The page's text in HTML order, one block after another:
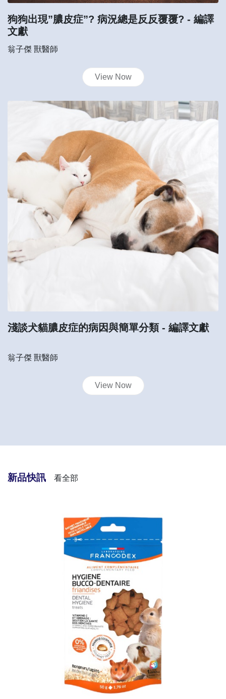
狗狗出現”膿皮症”? 病況總是反反覆覆? - 編譯
文獻
翁子傑 獸醫師
View Now
淺談犬貓膿皮症的病因與簡單分類 - 編譯文獻
翁子傑 獸醫師
View Now
新品快訊 看全部